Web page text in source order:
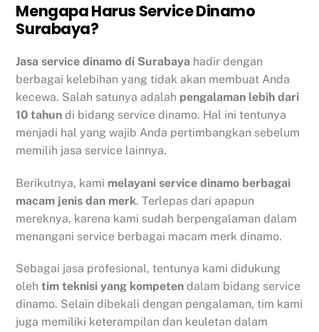
Mengapa Harus Service Dinamo
Surabaya?
Jasa service dinamo di Surabaya hadir dengan
berbagai kelebihan yang tidak akan membuat Anda
kecewa. Salah satunya adalah pengalaman lebih dari
10 tahun di bidang service dinamo. Hal ini tentunya
menjadi hal yang wajib Anda pertimbangkan sebelum
memilih jasa service lainnya.
Berikutnya, kami melayani service dinamo berbagai
macam jenis dan merk. Terlepas dari apapun
mereknya, karena kami sudah berpengalaman dalam
menangani service berbagai macam merk dinamo.
Sebagai jasa profesional, tentunya kami didukung
olehtim teknisi yang kompeten dalam bidang service
dinamo. Selain dibekali dengan pengalaman, tim kami
juga memiliki keterampilan dan keuletan dalam